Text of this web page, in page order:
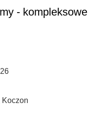
- kompleksowe